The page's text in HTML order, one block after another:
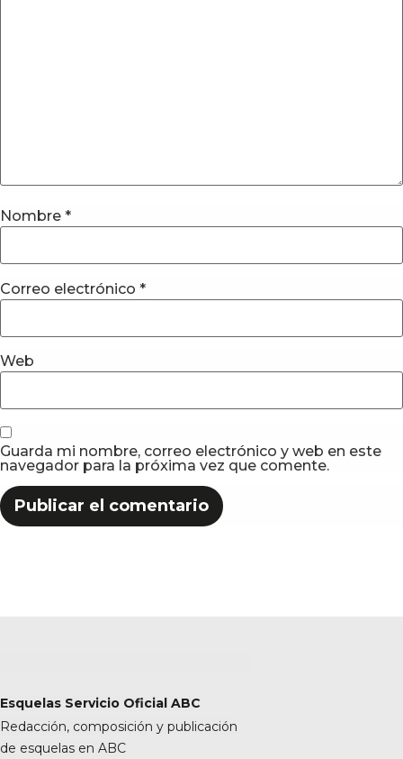
Nombre *
Correo electrónico *
Web
Guarda mi nombre, correo electrónico y web en este
navegador para la próxima vez que comente.
Esquelas Servicio Oficial ABC
Redacción, composición y publicación
de esquelas en ABC